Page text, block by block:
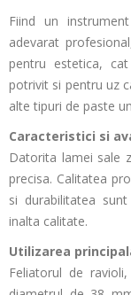
Fiind un
adevarat
pentru estetica,
potrivit si pentru uz
alte tipuri de paste
Caracteristici si
Datorita lamei sale
precisa. Calitatea
si durabilitatea
inalta calitate.
Utilizarea
Feliatorul de